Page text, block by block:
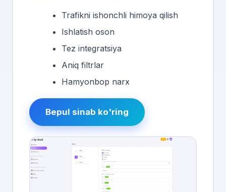
Trafikni ishonchli himoya qilish
Ishlatish oson
Tez integratsiya
Aniq filtrlar
Hamyonbop narx
Bepul sinab ko'ring